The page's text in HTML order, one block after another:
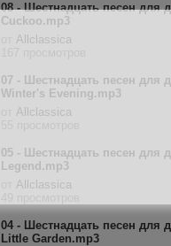
08 - Шестнадцать песен для
Cuckoo.mp3
Allclassica
07 - Шестнадцать песен для
Winter's Evening.mp3
Allclassica
05 - Шестнадцать песен для
Legend.mp3
Allclassica
04 - Шестнадцать песен для
Little Garden.mp3